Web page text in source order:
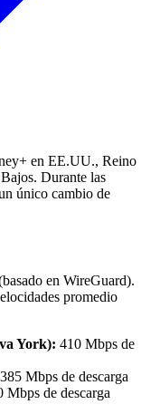
en EE.UU., Reino
Durante las
único cambio de
en WireGuard).
promedio
York): 410 Mbps de
385 Mbps de descarga
Mbps de descarga